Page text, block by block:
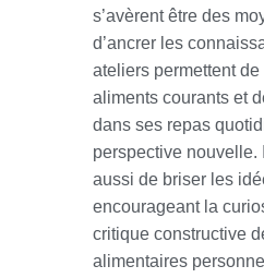
s’avèrent être des
d’ancrer les
ateliers permettent
aliments courants et
dans ses repas
perspective nouvelle.
aussi de briser les
encourageant la
critique constructive
alimentaires